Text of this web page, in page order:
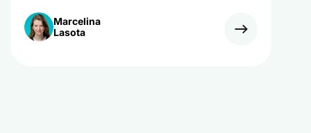
Marcelina
Lasota